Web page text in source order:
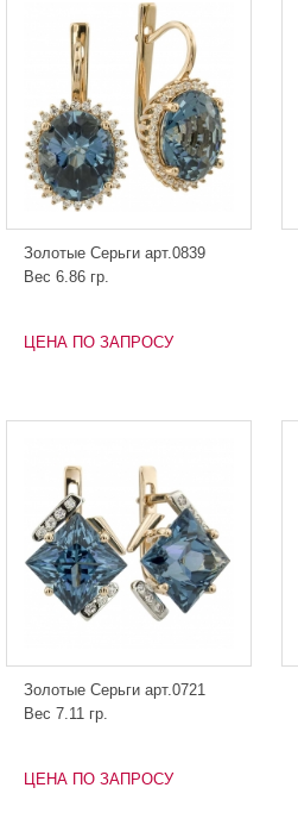
Золотые Серьги арт.0839
Вес 6.86 гр.
ЦЕНА ПО ЗАПРОСУ
Золотые Серьги арт.0721
Вес 7.11 гр.
ЦЕНА ПО ЗАПРОСУ